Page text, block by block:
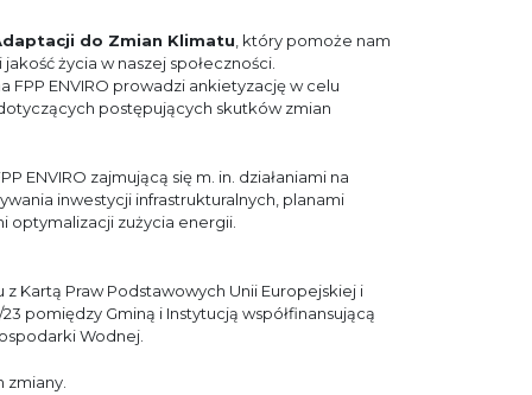
do Zmian Klimatu , który pomoże nam
życia w naszej społeczności.
ENVIRO prowadzi ankietyzację w celu
postępujących skutków zmian
ENVIRO zajmującą się m. in. działaniami na
inwestycji infrastrukturalnych, planami
optymalizacji zużycia energii.
Kartą Praw Podstawowych Unii Europejskiej i
pomiędzy Gminą i Instytucją współfinansującą
Wodnej.
zmiany.